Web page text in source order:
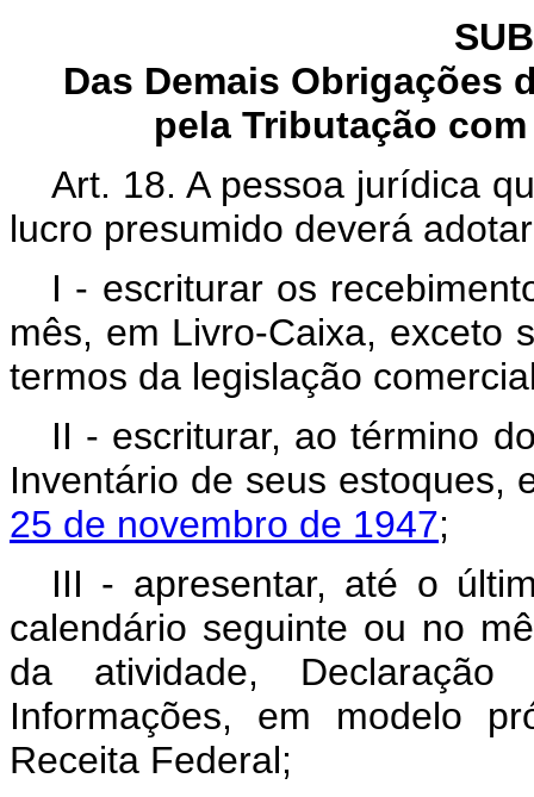
Das Demais Obrigações
pela Tributação
Art. 18. A pessoa jurídica
lucro presumido deverá
I - escriturar os
mês, em Livro-Caixa, exceto
termos da legislação
II - escriturar, ao término
Inventário de seus estoques,
25 de novembro de 1947;
III - apresentar, até o
calendário seguinte ou no
da atividade,
Informações, em modelo
Receita Federal;